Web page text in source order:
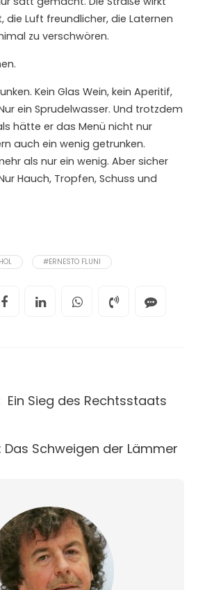
die Luft freundlicher, die Laternen
zu verschwören.
Kein Glas Wein, kein Aperitif,
ein Sprudelwasser. Und trotzdem
hätte er das Menü nicht nur
auch ein wenig getrunken.
als nur ein wenig. Aber sicher
Hauch, Tropfen, Schuss und
#ERNESTO FLUNI
Ein Sieg des Rechtsstaats
Das Schweigen der Lämmer